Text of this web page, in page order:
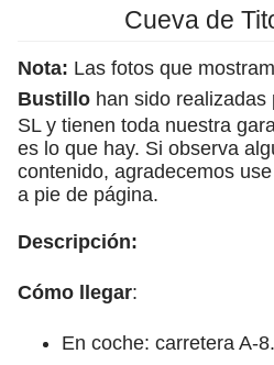
Cueva de
Nota: Las fotos que
Bustillo han sido realizadas
SL y tienen toda nuestra
es lo que hay. Si observa
contenido, agradecemos
a pie de página.
Descripción:
Cómo llegar:
En coche: carretera A-